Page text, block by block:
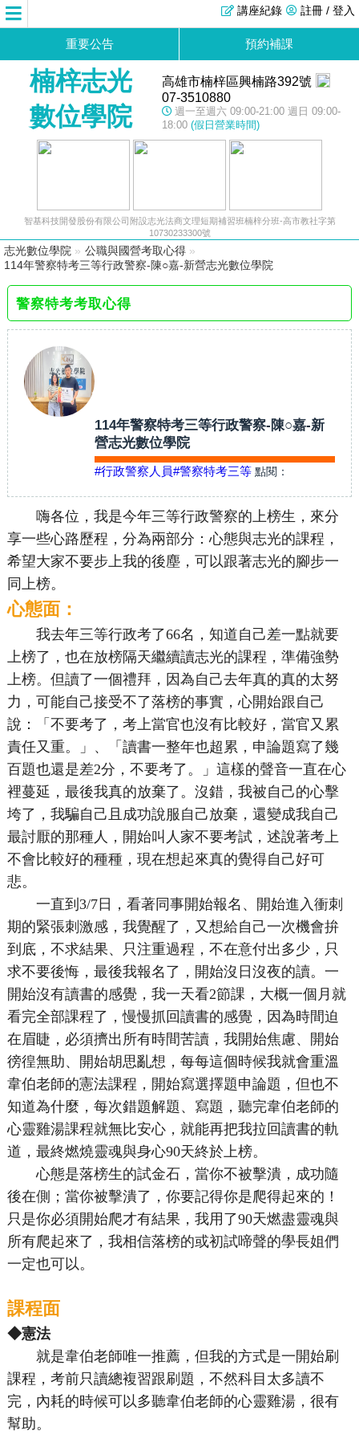
註冊 / 登入
講座紀錄
重要公告 預約補課
楠梓志光
數位學院
高雄市楠梓區興楠路392號
07-3510880
週一至週六 09:00-21:00 週日 09:00-
18:00 (假日營業時間)
智基科技開發股份有限公司附設志光法商文理短期補習班楠梓分班-高市教社字第
10730233300號
志光數位學院 » 公職與國營考取心得 »
114年警察特考三等行政警察-陳○嘉-新營志光數位學院
警察特考考取心得
114年警察特考三等行政警察-陳○嘉-新
營志光數位學院
#行政警察人員#警察特考三等 點閱：
嗨各位，我是今年三等行政警察的上榜生，來分
享一些心路歷程，分為兩部分：心態與志光的課程，
希望大家不要步上我的後塵，可以跟著志光的腳步一
同上榜。
心態面：
我去年三等行政考了66名，知道自己差一點就要
上榜了，也在放榜隔天繼續讀志光的課程，準備強勢
上榜。但讀了一個禮拜，因為自己去年真的真的太努
力，可能自己接受不了落榜的事實，心開始跟自己
說：「不要考了，考上當官也沒有比較好，當官又累
責任又重。」、「讀書一整年也超累，申論題寫了幾
百題也還是差2分，不要考了。」這樣的聲音一直在心
裡蔓延，最後我真的放棄了。沒錯，我被自己的心擊
垮了，我騙自己且成功說服自己放棄，還變成我自己
最討厭的那種人，開始叫人家不要考試，述說著考上
不會比較好的種種，現在想起來真的覺得自己好可
悲。
一直到3/7日，看著同事開始報名、開始進入衝刺
期的緊張刺激感，我覺醒了，又想給自己一次機會拚
到底，不求結果、只注重過程，不在意付出多少，只
求不要後悔，最後我報名了，開始沒日沒夜的讀。一
開始沒有讀書的感覺，我一天看2節課，大概一個月就
看完全部課程了，慢慢抓回讀書的感覺，因為時間迫
在眉睫，必須擠出所有時間苦讀，我開始焦慮、開始
徬徨無助、開始胡思亂想，每每這個時候我就會重溫
韋伯老師的憲法課程，開始寫選擇題申論題，但也不
知道為什麼，每次錯題解題、寫題，聽完韋伯老師的
心靈雞湯課程就無比安心，就能再把我拉回讀書的軌
道，最終燃燒靈魂與身心90天終於上榜。
心態是落榜生的試金石，當你不被擊潰，成功隨
後在側；當你被擊潰了，你要記得你是爬得起來的！
只是你必須開始爬才有結果，我用了90天燃盡靈魂與
所有爬起來了，我相信落榜的或初試啼聲的學長姐們
一定也可以。
課程面
◆憲法
就是韋伯老師唯一推薦，但我的方式是一開始刷
課程，考前只讀總複習跟刷題，不然科目太多讀不
完，內耗的時候可以多聽韋伯老師的心靈雞湯，很有
幫助。